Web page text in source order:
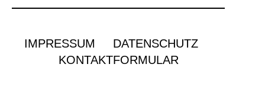
IMPRESSUM
DATENSCHUTZ
KONTAKTFORMULAR